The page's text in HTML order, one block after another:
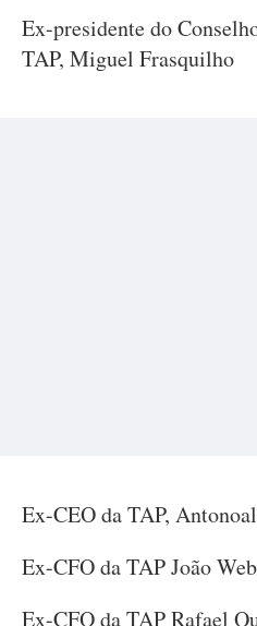
Ex-presidente do
TAP, Miguel Frasquilho
Ex-CEO da TAP,
Ex-CFO da TAP João
Ex-CFO da TAP Rafael